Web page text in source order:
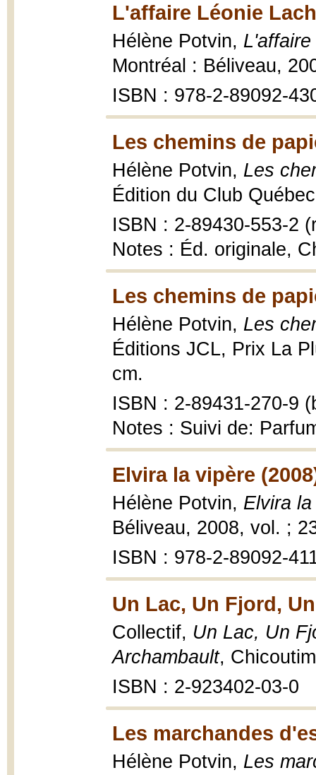
L'affaire Léonie
Hélène Potvin,
Montréal : Béliveau,
ISBN : 978-2-89092-
Les chemins de
Hélène Potvin, Les
Édition du Club
ISBN : 2-89430-553-2
Notes : Éd. originale,
Les chemins de
Hélène Potvin, Les
Éditions JCL, Prix La
cm.
ISBN : 2-89431-270-9
Notes : Suivi de:
Elvira la vipère
Hélène Potvin, Elvira
Béliveau, 2008, vol. ;
ISBN : 978-2-89092-
Un Lac, Un Fjord,
Collectif, Un Lac, Un
Archambault,
ISBN : 2-923402-03-0
Les marchandes
Hélène Potvin, Les